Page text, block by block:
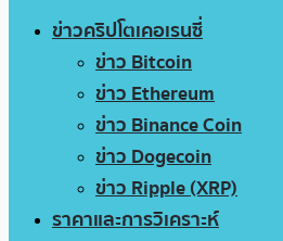
ข่าวคริปโตเคอเรนซี่
ข่าว Bitcoin
ข่าว Ethereum
ข่าว Binance Coin
ข่าว Dogecoin
ข่าว Ripple (XRP)
ราคาและการวิเคราะห์